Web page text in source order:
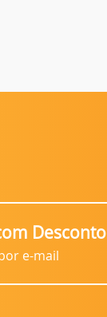
Desconto
e-mail